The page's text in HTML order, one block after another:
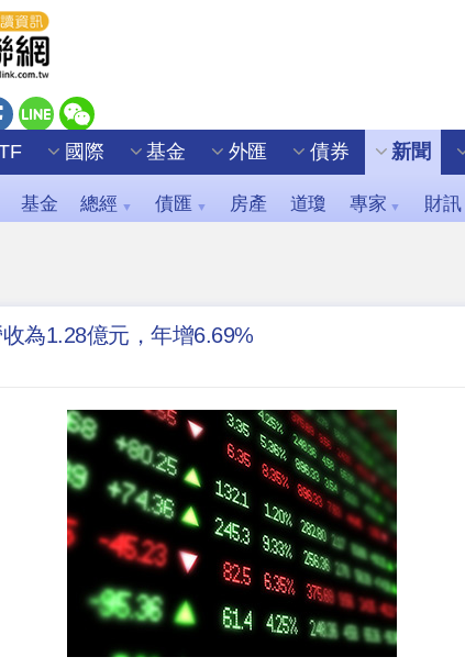
國際 基金 外匯 債券 新聞
基金 總經 ▼ 債匯 ▼ 房產 道瓊 專家 ▼ 財訊
為1.28億元，年增6.69%